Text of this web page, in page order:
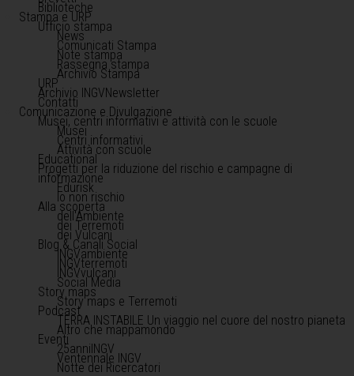
Biblioteche
Stampa e URP
Ufficio stampa
News
Comunicati Stampa
Note stampa
Rassegna stampa
Archivio Stampa
URP
Archivio INGVNewsletter
Contatti
Comunicazione e Divulgazione
Musei, centri informativi e attività con le scuole
Musei
Centri informativi
Attività con scuole
Educational
Progetti per la riduzione del rischio e campagne di
informazione
Edurisk
Io non rischio
Alla scoperta
dell'Ambiente
dei Terremoti
dei Vulcani
Blog & Canali Social
INGVambiente
INGVterremoti
INGVvulcani
Social Media
Story maps
Story maps e Terremoti
Podcast
TERRA INSTABILE Un viaggio nel cuore del nostro pianeta
Altro che mappamondo
Eventi
25anniINGV
Ventennale INGV
Notte dei Ricercatori